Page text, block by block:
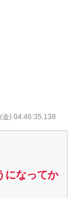
) 04:46:35.138
になってか